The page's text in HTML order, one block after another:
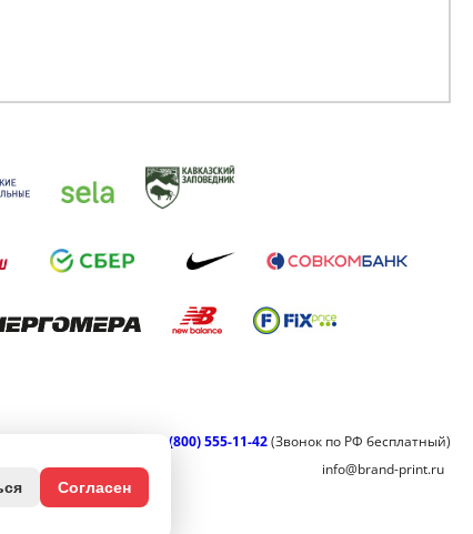
8 (800) 555-11-42(Звонок по РФ бесплатный)
info@brand-print.ru
Согласен